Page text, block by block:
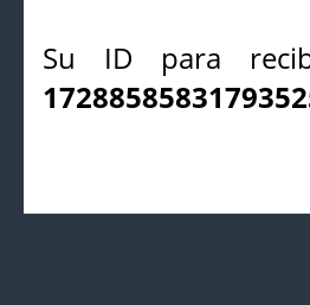
Su ID para